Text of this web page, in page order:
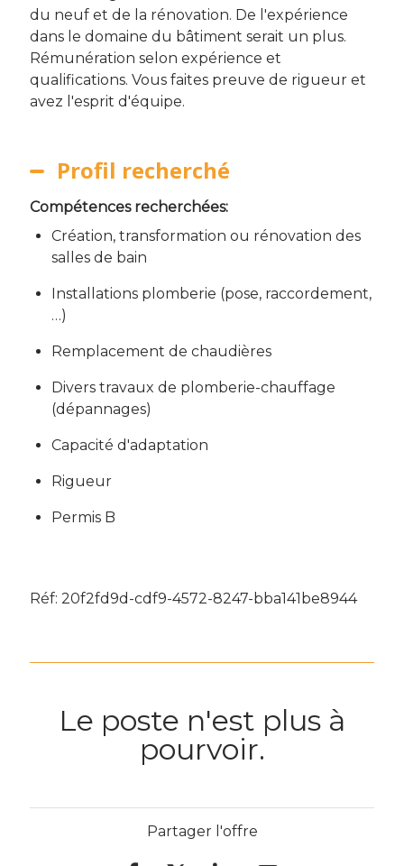
du neuf et de la rénovation. De l'expérience
dans le domaine du bâtiment serait un plus.
Rémunération selon expérience et
qualifications. Vous faites preuve de rigueur et
avez l'esprit d'équipe.
Profil recherché
Compétences recherchées:
Création, transformation ou rénovation des
salles de bain
Installations plomberie (pose, raccordement,
…)
Remplacement de chaudières
Divers travaux de plomberie-chauffage
(dépannages)
Capacité d'adaptation
Rigueur
Permis B
Réf: 20f2fd9d-cdf9-4572-8247-bba141be8944
Le poste n'est plus à
pourvoir.
Partager l'offre